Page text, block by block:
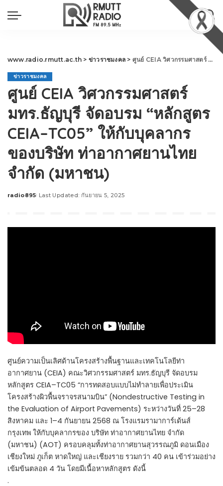
www.radio.rmutt.ac.th > ข่าวราชมงคล > ศูนย์ CEIA วิศวกรรมศาสตร์ มทร.ธัญบุรี จัดอบรม “หลักสูตร CEIA–TC05” ให้กับบุคลากรของบริษัท ท่าอากาศยานไทย จำกัด (มหาชน)
ข่าวราชมงคล
ศูนย์ CEIA วิศวกรรมศาสตร์
มทร.ธัญบุรี จัดอบรม “หลักสูตร
CEIA–TC05” ให้กับบุคลากร
ของบริษัท ท่าอากาศยานไทย
จำกัด (มหาชน)
Posted
radio895 Last Updated: กันยายน 5, 2025
ศูนย์ความเป็นเลิศด้านโครงสร้างพื้นฐานและเทคโนโลยีท่า
อากาศยาน (CEIA) คณะวิศวกรรมศาสตร์ มทร.ธัญบุรี จัดอบรม
หลักสูตร CEIA–TC05 “การทดสอบแบบไม่ทำลายเพื่อประเมิน
โครงสร้างผิวพื้นจราจรสนามบิน” (Nondestructive Testing in
the Evaluation of Airport Pavements) ระหว่างวันที่ 25–28
สิงหาคม และ 1–4 กันยายน 2568 ณ โรงแรมรามาการ์เด้นส์
กรุงเทพ ให้กับบุคลากรของ บริษัท ท่าอากาศยานไทย จำกัด
(มหาชน) (AOT) ครอบคลุมทั้งท่าอากาศยานสุวรรณภูมิ ดอนเมือง
เชียงใหม่ ภูเก็ต หาดใหญ่ และเชียงราย รวมกว่า 40 คน เข้าร่วมอย่าง
เข้มข้นตลอด 4 วัน โดยมีเนื้อหาหลักสูตร ดังนี้
.